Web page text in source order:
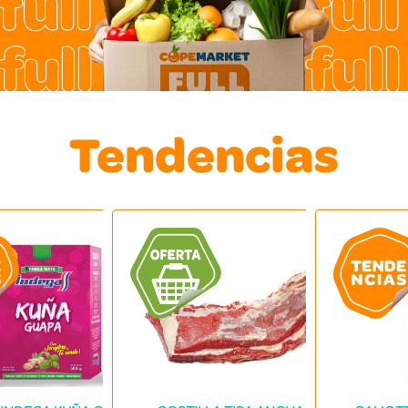
Tendencias